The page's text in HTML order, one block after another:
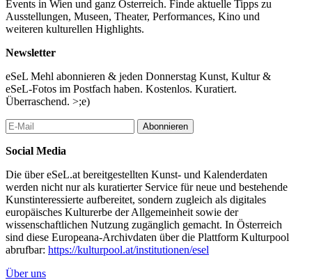
Events in Wien und ganz Österreich. Finde aktuelle Tipps zu
Ausstellungen, Museen, Theater, Performances, Kino und
weiteren kulturellen Highlights.
Newsletter
eSeL Mehl abonnieren & jeden Donnerstag Kunst, Kultur &
eSeL-Fotos im Postfach haben. Kostenlos. Kuratiert.
Überraschend. >;e)
Abonnieren
Social Media
Die über eSeL.at bereitgestellten Kunst- und Kalenderdaten
werden nicht nur als kuratierter Service für neue und bestehende
Kunstinteressierte aufbereitet, sondern zugleich als digitales
europäisches Kulturerbe der Allgemeinheit sowie der
wissenschaftlichen Nutzung zugänglich gemacht. In Österreich
sind diese Europeana-Archivdaten über die Plattform Kulturpool
abrufbar: https://kulturpool.at/institutionen/esel
Über uns